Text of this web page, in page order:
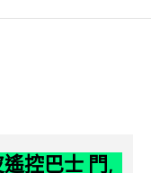
控巴士 門,